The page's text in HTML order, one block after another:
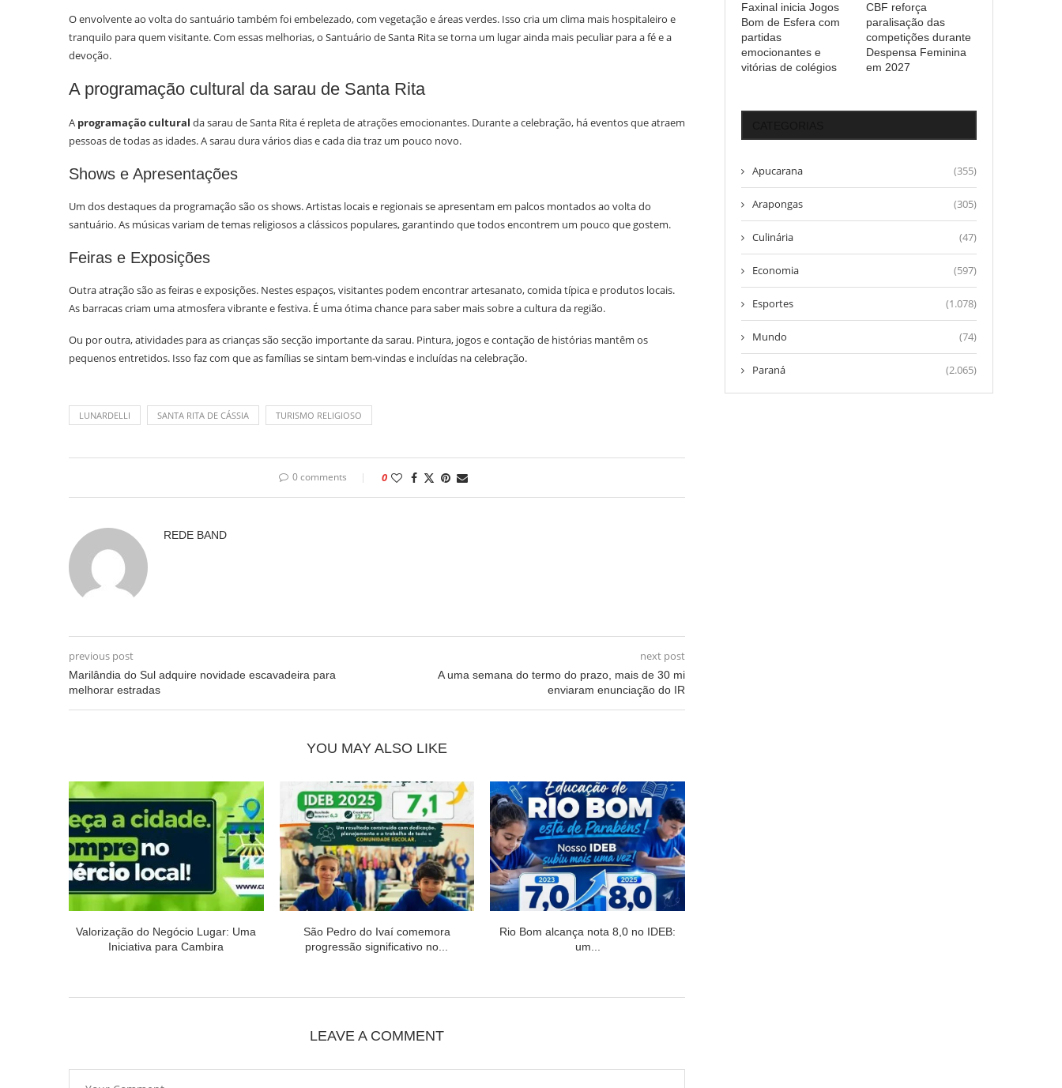
O envolvente ao volta do santuário também foi embelezado, com vegetação e áreas verdes. Isso cria um clima mais hospitaleiro e
tranquilo para quem visitante. Com essas melhorias, o Santuário de Santa Rita se torna um lugar ainda mais peculiar para a fé e a
devoção.
A programação cultural da sarau de Santa Rita
A programação cultural da sarau de Santa Rita é repleta de atrações emocionantes. Durante a celebração, há eventos que atraem
pessoas de todas as idades. A sarau dura vários dias e cada dia traz um pouco novo.
Shows e Apresentações
Um dos destaques da programação são os shows. Artistas locais e regionais se apresentam em palcos montados ao volta do
santuário. As músicas variam de temas religiosos a clássicos populares, garantindo que todos encontrem um pouco que gostem.
Feiras e Exposições
Outra atração são as feiras e exposições. Nestes espaços, visitantes podem encontrar artesanato, comida típica e produtos locais.
As barracas criam uma atmosfera vibrante e festiva. É uma ótima chance para saber mais sobre a cultura da região.
Ou por outra, atividades para as crianças são secção importante da sarau. Pintura, jogos e contação de histórias mantêm os
pequenos entretidos. Isso faz com que as famílias se sintam bem-vindas e incluídas na celebração.
LUNARDELLI SANTA RITA DE CÁSSIA TURISMO RELIGIOSO
0 comments 0
REDE BAND
previous post
Marilândia do Sul adquire novidade escavadeira para
melhorar estradas
next post
A uma semana do termo do prazo, mais de 30 mi
enviaram enunciação do IR
YOU MAY ALSO LIKE
Valorização do Negócio Lugar: Uma
Iniciativa para Cambira
São Pedro do Ivaí comemora
progressão significativo no...
Rio Bom alcança nota 8,0 no IDEB:
um...
LEAVE A COMMENT
Faxinal inicia Jogos
Bom de Esfera com
partidas
emocionantes e
vitórias de colégios
CBF reforça
paralisação das
competições durante
Despensa Feminina
em 2027
Apucarana (355)
Arapongas (305)
Culinária (47)
Economia (597)
Esportes (1.078)
Mundo (74)
Paraná (2.065)